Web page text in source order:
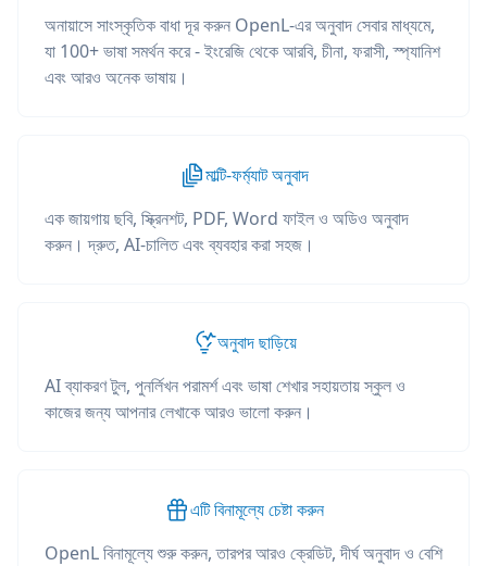
অনায়াসে সাংস্কৃতিক বাধা দূর করুন OpenL-এর অনুবাদ সেবার মাধ্যমে,
যা 100+ ভাষা সমর্থন করে - ইংরেজি থেকে আরবি, চীনা, ফরাসী, স্প্যানিশ
এবং আরও অনেক ভাষায়।
মাল্টি-ফর্ম্যাট অনুবাদ
এক জায়গায় ছবি, স্ক্রিনশট, PDF, Word ফাইল ও অডিও অনুবাদ
করুন। দ্রুত, AI-চালিত এবং ব্যবহার করা সহজ।
অনুবাদ ছাড়িয়ে
AI ব্যাকরণ টুল, পুনর্লিখন পরামর্শ এবং ভাষা শেখার সহায়তায় স্কুল ও
কাজের জন্য আপনার লেখাকে আরও ভালো করুন।
এটি বিনামূল্যে চেষ্টা করুন
OpenL বিনামূল্যে শুরু করুন, তারপর আরও ক্রেডিট, দীর্ঘ অনুবাদ ও বেশি